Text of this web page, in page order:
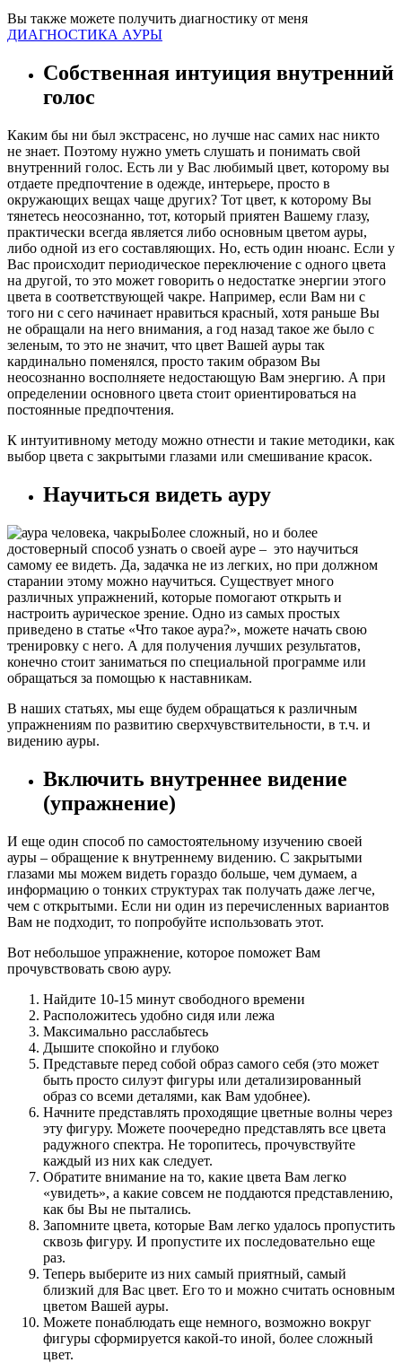
Вы также можете получить диагностику от меня
ДИАГНОСТИКА АУРЫ
Собственная интуиция внутренний
голос
Каким бы ни был экстрасенс, но лучше нас самих нас никто
не знает. Поэтому нужно уметь слушать и понимать свой
внутренний голос. Есть ли у Вас любимый цвет, которому вы
отдаете предпочтение в одежде, интерьере, просто в
окружающих вещах чаще других? Тот цвет, к которому Вы
тянетесь неосознанно, тот, который приятен Вашему глазу,
практически всегда является либо основным цветом ауры,
либо одной из его составляющих. Но, есть один нюанс. Если у
Вас происходит периодическое переключение с одного цвета
на другой, то это может говорить о недостатке энергии этого
цвета в соответствующей чакре. Например, если Вам ни с
того ни с сего начинает нравиться красный, хотя раньше Вы
не обращали на него внимания, а год назад такое же было с
зеленым, то это не значит, что цвет Вашей ауры так
кардинально поменялся, просто таким образом Вы
неосознанно восполняете недостающую Вам энергию. А при
определении основного цвета стоит ориентироваться на
постоянные предпочтения.
К интуитивному методу можно отнести и такие методики, как
выбор цвета с закрытыми глазами или смешивание красок.
Научиться видеть ауру
Более сложный, но и более
достоверный способ узнать о своей ауре – это научиться
самому ее видеть. Да, задачка не из легких, но при должном
старании этому можно научиться. Существует много
различных упражнений, которые помогают открыть и
настроить аурическое зрение. Одно из самых простых
приведено в статье «Что такое аура?», можете начать свою
тренировку с него. А для получения лучших результатов,
конечно стоит заниматься по специальной программе или
обращаться за помощью к наставникам.
В наших статьях, мы еще будем обращаться к различным
упражнениям по развитию сверхчувствительности, в т.ч. и
видению ауры.
Включить внутреннее видение
(упражнение)
И еще один способ по самостоятельному изучению своей
ауры – обращение к внутреннему видению. С закрытыми
глазами мы можем видеть гораздо больше, чем думаем, а
информацию о тонких структурах так получать даже легче,
чем с открытыми. Если ни один из перечисленных вариантов
Вам не подходит, то попробуйте использовать этот.
Вот небольшое упражнение, которое поможет Вам
прочувствовать свою ауру.
Найдите 10-15 минут свободного времени
Расположитесь удобно сидя или лежа
Максимально расслабьтесь
Дышите спокойно и глубоко
Представьте перед собой образ самого себя (это может
быть просто силуэт фигуры или детализированный
образ со всеми деталями, как Вам удобнее).
Начните представлять проходящие цветные волны через
эту фигуру. Можете поочередно представлять все цвета
радужного спектра. Не торопитесь, прочувствуйте
каждый из них как следует.
Обратите внимание на то, какие цвета Вам легко
«увидеть», а какие совсем не поддаются представлению,
как бы Вы не пытались.
Запомните цвета, которые Вам легко удалось пропустить
сквозь фигуру. И пропустите их последовательно еще
раз.
Теперь выберите из них самый приятный, самый
близкий для Вас цвет. Его то и можно считать основным
цветом Вашей ауры.
Можете понаблюдать еще немного, возможно вокруг
фигуры сформируется какой-то иной, более сложный
цвет.